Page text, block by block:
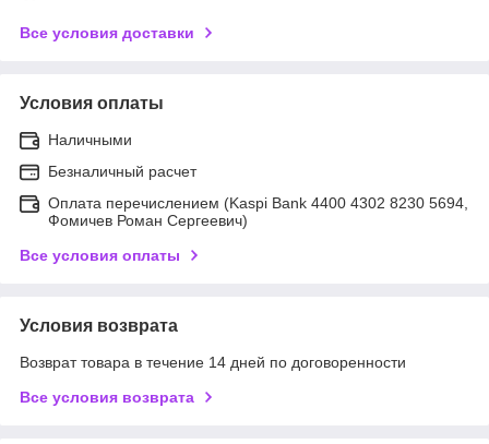
Все условия доставки
Условия оплаты
Наличными
Безналичный расчет
Оплата перечислением (Kaspi Bank 4400 4302 8230 5694,
Фомичев Роман Сергеевич)
Все условия оплаты
Условия возврата
Возврат товара в течение 14 дней по договоренности
Все условия возврата